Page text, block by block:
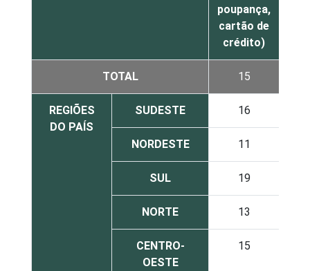
poupança,
cartão de
crédito)
TOTAL 15
REGIÕES
DO PAÍS
SUDESTE 16
NORDESTE 11
SUL 19
NORTE 13
CENTRO-
OESTE
15